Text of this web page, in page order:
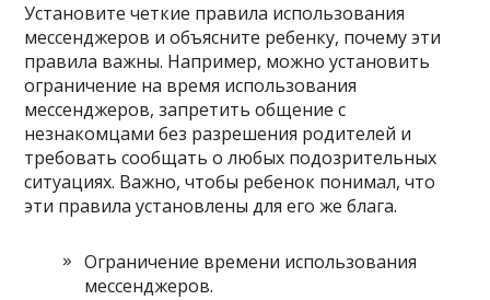
Установите четкие правила использования
мессенджеров и объясните ребенку, почему эти
правила важны. Например, можно установить
ограничение на время использования
мессенджеров, запретить общение с
незнакомцами без разрешения родителей и
требовать сообщать о любых подозрительных
ситуациях. Важно, чтобы ребенок понимал, что
эти правила установлены для его же блага.
Ограничение времени использования
мессенджеров.